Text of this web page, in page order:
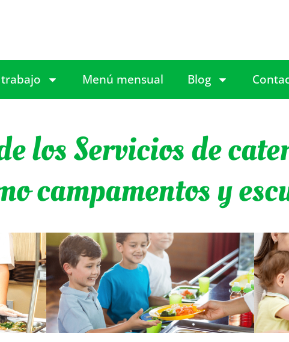
Menú mensual Blog
los Servicios de
campamentos y